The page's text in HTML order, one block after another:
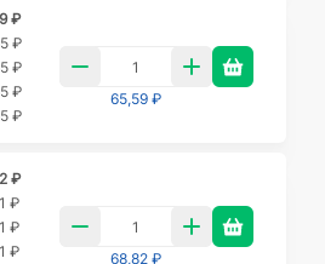
₽
₽
₽
₽
₽
65,59 ₽
₽
₽
₽
₽
68,82 ₽